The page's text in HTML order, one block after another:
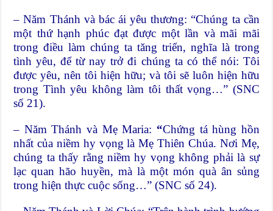
– Năm Thánh và bác ái yêu thương: “Chúng ta cần
một thứ hạnh phúc đạt được một lần và mãi mãi
trong điều làm chúng ta tăng triển, nghĩa là trong
tình yêu, để từ nay trở đi chúng ta có thể nói: Tôi
được yêu, nên tôi hiện hữu; và tôi sẽ luôn hiện hữu
trong Tình yêu không làm tôi thất vọng…” (SNC
số 21).
– Năm Thánh và Mẹ Maria: “Chứng tá hùng hồn
nhất của niềm hy vọng là Mẹ Thiên Chúa. Nơi Mẹ,
chúng ta thấy rằng niềm hy vọng không phải là sự
lạc quan hão huyền, mà là một món quà ân sủng
trong hiện thực cuộc sống…” (SNC số 24).